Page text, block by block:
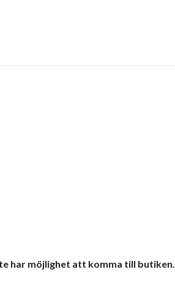
har möjlighet att komma till butiken.